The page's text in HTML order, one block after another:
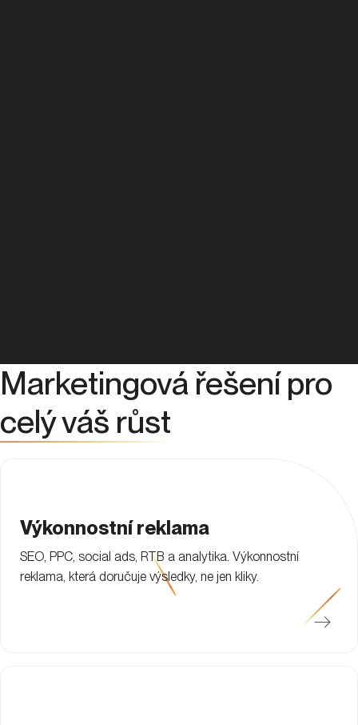
Marketingová řešení pro
celý váš růst
Výkonnostní reklama
SEO, PPC, social ads, RTB a analytika. Výkonnostní
reklama, která doručuje výsledky, ne jen kliky.